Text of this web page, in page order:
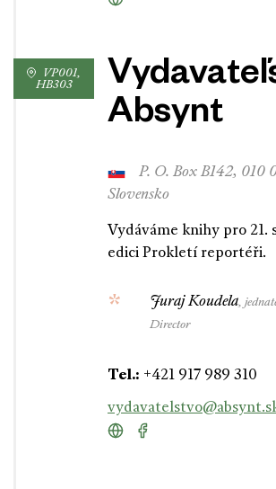
VP001,
HB303
Absynt
P. O. Box B142, 010
Slovensko
Vydáváme knihy pro 21.
edici Prokletí reportéři.
Juraj Koudela,
Director
Tel.: +421 917 989 310